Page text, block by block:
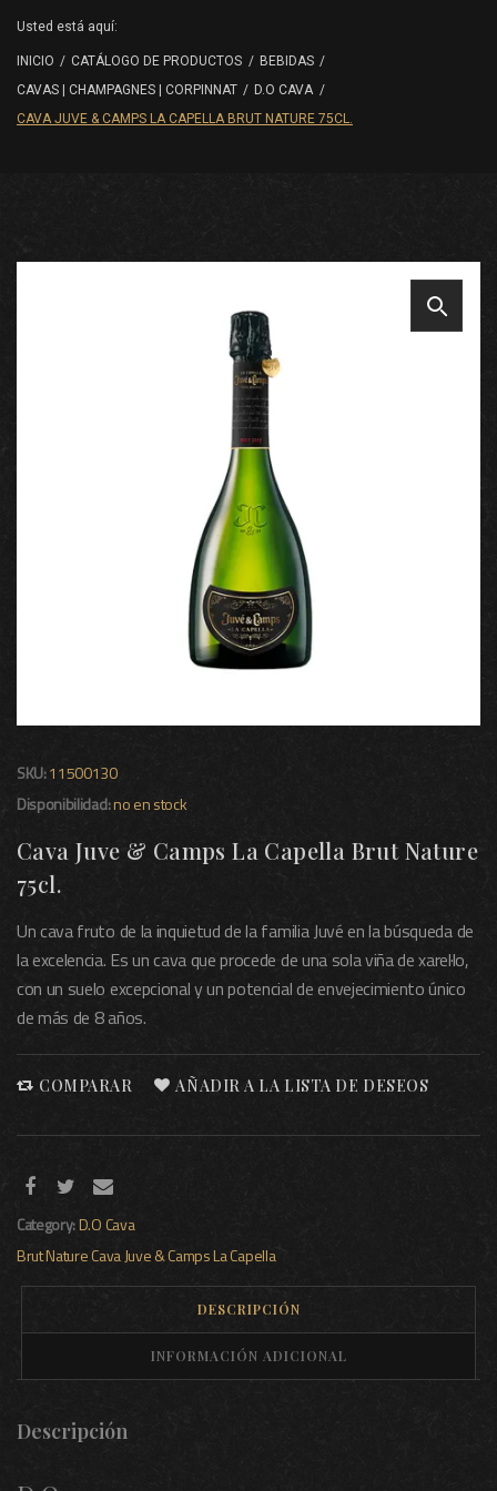
Usted está aquí:
INICIO / CATÁLOGO DE PRODUCTOS / BEBIDAS /
CAVAS | CHAMPAGNES | CORPINNAT / D.O CAVA /
CAVA JUVE & CAMPS LA CAPELLA BRUT NATURE 75CL.
SKU:11500130
Disponibilidad:no en stock
Cava Juve & Camps La Capella Brut Nature
75cl.
Un cava fruto de la inquietud de la familia Juvé en la búsqueda de
la excelencia. Es un cava que procede de una sola viña de xarel·lo,
con un suelo excepcional y un potencial de envejecimiento único
de más de 8 años.
COMPARAR AÑADIR A LA LISTA DE DESEOS
Category:D.O Cava
Brut NatureCavaJuve & CampsLa Capella
DESCRIPCIÓN
INFORMACIÓN ADICIONAL
Descripción